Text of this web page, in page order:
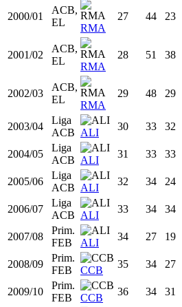
ACB BAS
Liga
BAS
1998/99
Liga
ACB
BAS
25 32 9
1999/00
Liga
ACB
RMA
26 34 18
2000/01
ACB,
EL
RMA
27 44 23
ACB,
EL
RMA
2002/03
ACB,
EL
RMA
29 48 29
2003/04
Liga
ACB
ALI
30 33 32
2004/05
Liga
ACB
ALI
31 33 33
2005/06
Liga
ACB
ALI
32 34 24